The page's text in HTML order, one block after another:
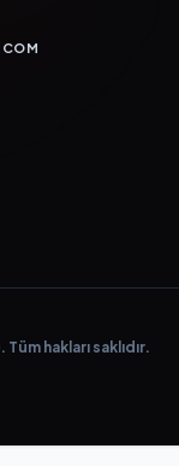
. Tüm hakları saklıdır.